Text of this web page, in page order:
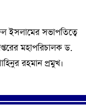
ইসলামের সভাপতিত্বে
মহাপরিচালক ড.
রহমান প্রমুখ।